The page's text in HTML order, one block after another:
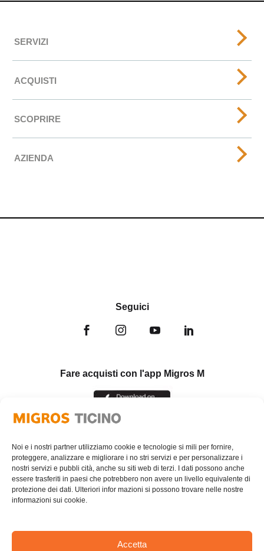
Noi e i nostri partner utilizziamo cookie e tecnologie si mili per fornire,
proteggere, analizzare e migliorare i no stri servizi e per personalizzare i
nostri servizi e pubbli cità, anche su siti web di terzi. I dati possono anche
essere trasferiti in paesi che potrebbero non avere un livello equivalente di
protezione dei dati. Ulteriori infor mazioni si possono trovare nelle nostre
informazioni sui cookie.
Accetta
SERVIZI
ACQUISTI
SCOPRIRE
AZIENDA
Seguici
Fare acquisti con l'app Migros M